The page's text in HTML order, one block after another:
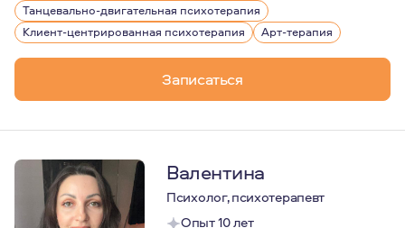
Танцевально-двигательная психотерапия
Клиент-центрированная психотерапия
Арт-терапия
Записаться
Валентина
Психолог, психотерапевт
Опыт 10 лет